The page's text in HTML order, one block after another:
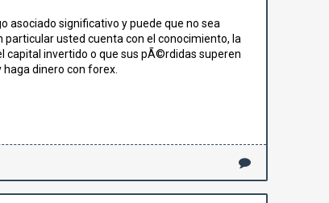
asociado significativo y puede que no sea
usted cuenta con el conocimiento, la
capital invertido o que sus pÃ©rdidas superen
dinero con forex.